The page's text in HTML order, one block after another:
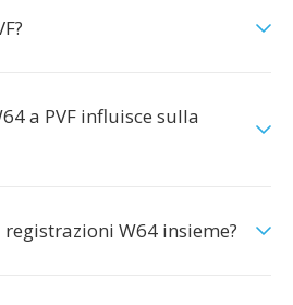
a PVF influisce sulla
W64 insieme?